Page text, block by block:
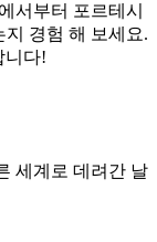
서부터 포르테시
경험 해 보세요.
니다!